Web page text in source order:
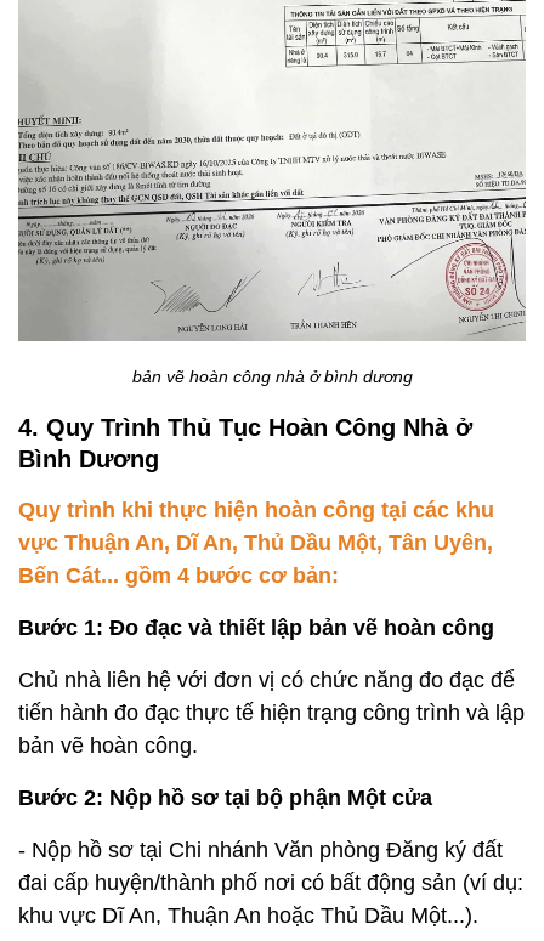
bản vẽ hoàn công nhà ở bình dương
4. Quy Trình Thủ Tục Hoàn Công Nhà ở
Bình Dương
Quy trình khi thực hiện hoàn công tại các khu
vực Thuận An, Dĩ An, Thủ Dầu Một, Tân Uyên,
Bến Cát... gồm 4 bước cơ bản:
Bước 1: Đo đạc và thiết lập bản vẽ hoàn công
Chủ nhà liên hệ với đơn vị có chức năng đo đạc để
tiến hành đo đạc thực tế hiện trạng công trình và lập
bản vẽ hoàn công.
Bước 2: Nộp hồ sơ tại bộ phận Một cửa
- Nộp hồ sơ tại Chi nhánh Văn phòng Đăng ký đất
đai cấp huyện/thành phố nơi có bất động sản (ví dụ:
khu vực Dĩ An, Thuận An hoặc Thủ Dầu Một...).